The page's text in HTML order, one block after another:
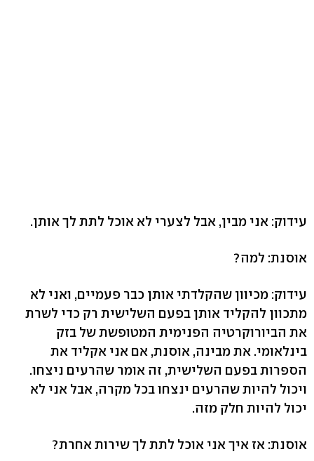
עידוק: אני מבין, אבל לצערי לא אוכל לתת לך אותן.
אוסנת: למה?
עידוק: מכיוון שהקלדתי אותן כבר פעמיים, ואני לא
מתכוון להקליד אותן בפעם השלישית רק כדי לשרת
את הביורוקרטיה הפנימית המטופשת של בזק
בינלאומי. את מבינה, אוסנת, אם אני אקליד את
הספרות בפעם השלישית, זה אומר שהרעים ניצחו.
ויכול להיות שהרעים ינצחו בכל מקרה, אבל אני לא
יכול להיות חלק מזה.
אוסנת: אז איך אני אוכל לתת לך שירות אחרת?